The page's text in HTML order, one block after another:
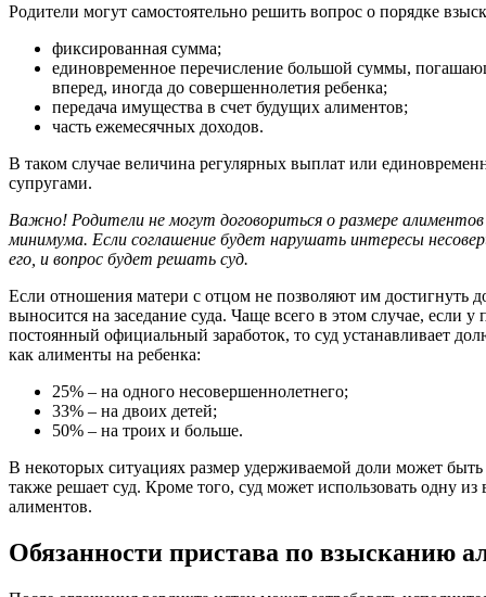
Родители могут самостоятельно решить вопрос о порядке
фиксированная сумма;
единовременное перечисление большой суммы,
вперед, иногда до совершеннолетия ребенка;
передача имущества в счет будущих алиментов;
часть ежемесячных доходов.
В таком случае величина регулярных выплат или
супругами.
Важно! Родители не могут договориться о размере
минимума. Если соглашение будет нарушать интересы
его, и вопрос будет решать суд.
Если отношения матери с отцом не позволяют им достигнуть
выносится на заседание суда. Чаще всего в этом случае, если
постоянный официальный заработок, то суд устанавливает
как алименты на ребенка:
25% – на одного несовершеннолетнего;
33% – на двоих детей;
50% – на троих и больше.
В некоторых ситуациях размер удерживаемой доли может
также решает суд. Кроме того, суд может использовать одну
алиментов.
Обязанности пристава по взысканию